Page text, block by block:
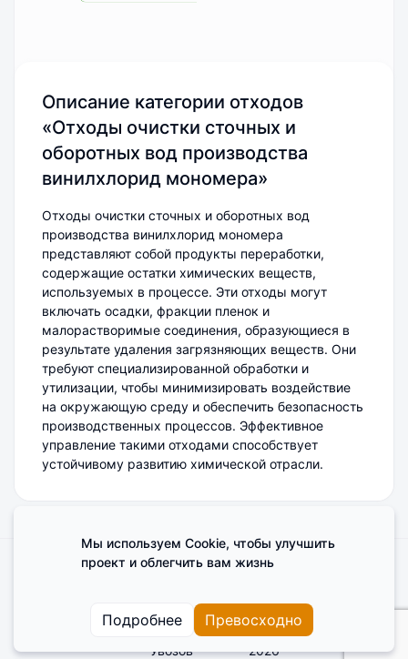
Описание категории отходов
«Отходы очистки сточных и
оборотных вод производства
винилхлорид мономера»
Отходы очистки сточных и оборотных вод
производства винилхлорид мономера
представляют собой продукты переработки,
содержащие остатки химических веществ,
используемых в процессе. Эти отходы могут
включать осадки, фракции пленок и
малорастворимые соединения, образующиеся в
результате удаления загрязняющих веществ. Они
требуют специализированной обработки и
утилизации, чтобы минимизировать воздействие
на окружающую среду и обеспечить безопасность
производственных процессов. Эффективное
управление такими отходами способствует
устойчивому развитию химической отрасли.
Увозов 2026
Поделиться мнением о сайте
Пользовательское соглашение
Мы используем Cookie, чтобы улучшить
проект и облегчить вам жизнь
Подробнее Превосходно